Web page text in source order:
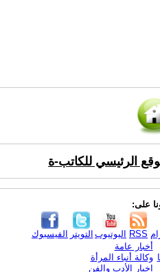
الرئيسي للكاتب-ة
على:
الفيسبوك التويتر اليوتيوب RSS
أخبار عامة
وكالة أنباء المرأة
اخبار الأدب والفن